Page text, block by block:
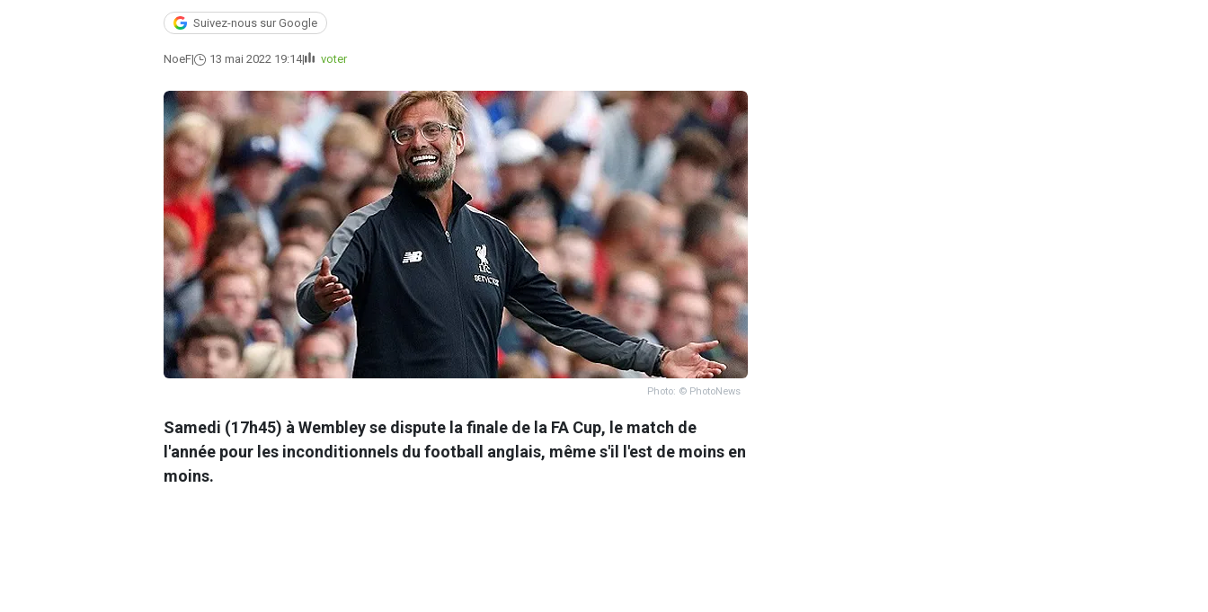
Suivez-nous sur Google
NoeF 13 mai 2022 19:14 voter
Photo: © PhotoNews
Samedi (17h45) à Wembley se dispute la finale de la FA Cup, le match de
l'année pour les inconditionnels du football anglais, même s'il l'est de moins en
moins.